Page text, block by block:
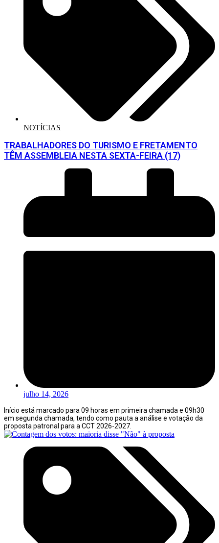
NOTÍCIAS
TRABALHADORES DO TURISMO E FRETAMENTO
TÊM ASSEMBLEIA NESTA SEXTA-FEIRA (17)
julho 14, 2026
Início está marcado para 09 horas em primeira chamada e 09h30
em segunda chamada, tendo como pauta a análise e votação da
proposta patronal para a CCT 2026-2027.